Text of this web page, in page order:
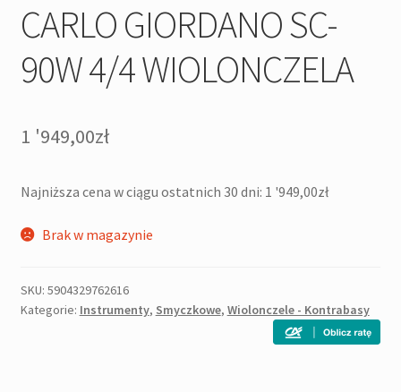
CARLO GIORDANO SC-
90W 4/4 WIOLONCZELA
1 '949,00zł
Najniższa cena w ciągu ostatnich 30 dni: 1 '949,00zł
Brak w magazynie
SKU: 5904329762616
Kategorie: Instrumenty, Smyczkowe, Wiolonczele - Kontrabasy